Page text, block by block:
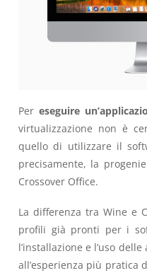
Per eseguire
virtualizzazione non è
quello di utilizzare il
precisamente, la
Crossover Office.
La differenza tra Wine e
profili già pronti per i
l’installazione e l’uso
all’esperienza più pratica